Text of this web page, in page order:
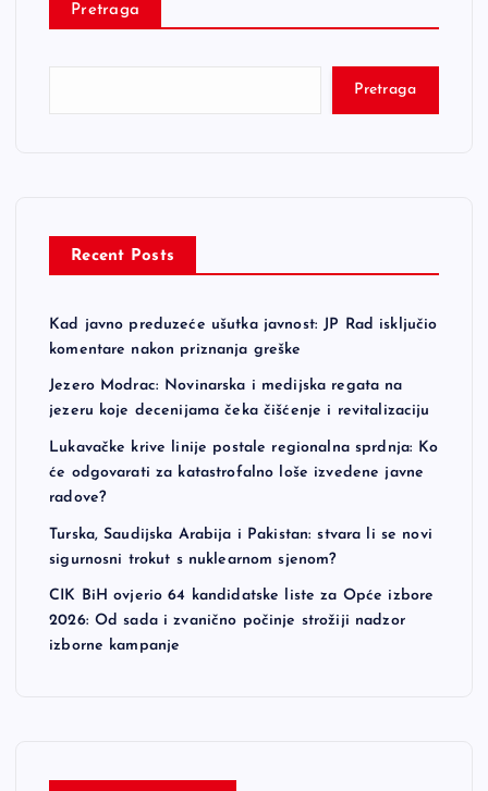
Pretraga
Pretraga
Recent Posts
Kad javno preduzeće ušutka javnost: JP Rad isključio
komentare nakon priznanja greške
Jezero Modrac: Novinarska i medijska regata na
jezeru koje decenijama čeka čišćenje i revitalizaciju
Lukavačke krive linije postale regionalna sprdnja: Ko
će odgovarati za katastrofalno loše izvedene javne
radove?
Turska, Saudijska Arabija i Pakistan: stvara li se novi
sigurnosni trokut s nuklearnom sjenom?
CIK BiH ovjerio 64 kandidatske liste za Opće izbore
2026: Od sada i zvanično počinje strožiji nadzor
izborne kampanje